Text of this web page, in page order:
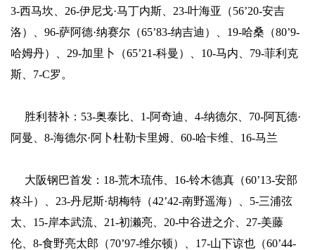
3-西马坎、26-伊尼戈·马丁内斯、23-叶海亚（56’20-安吉
洛）、96-萨阿德·纳赛尔（65’83-纳吉迪）、19-哈桑（80’9-
哈姆丹）、29-加里卜（65’21-科曼）、10-马内、79-菲利克
斯、7-C罗。
胜利替补：53-奥泰比、1-阿奇迪、4-纳德尔、70-阿瓦德·
阿曼、8-海德尔·阿卜杜勒卡里姆、60-哈卡维、16-马兰
大阪钢巴首发：18-荒木琉伟、16-铃木德真（60’13-安部
柊斗）、23-丹尼斯·胡梅特（42’42-南野遥海）、5-三浦弦
太、15-岸本武流、21-初濑亮、20-中谷进之介、27-美藤
伦、8-食野亮太郎（70’97-维尔顿）、17-山下谅也（60’44-